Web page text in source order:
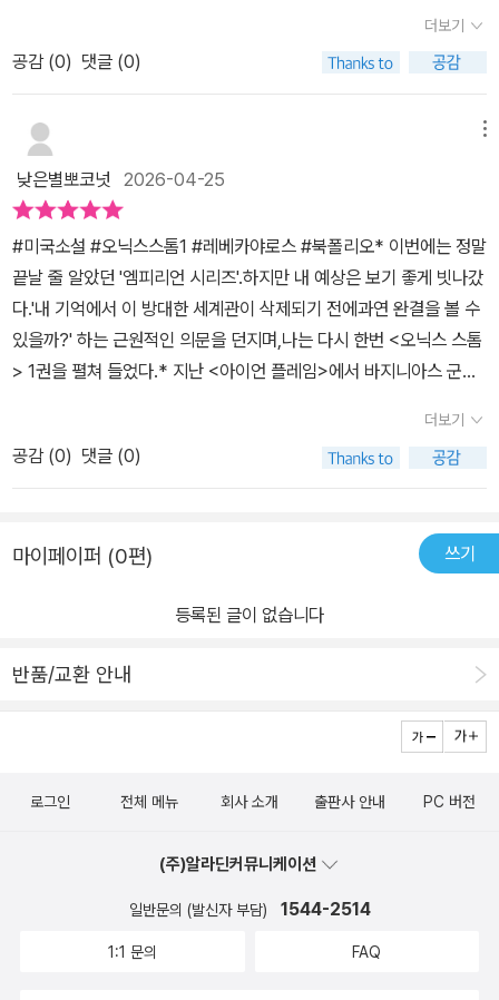
고 있는 궁금증과 동맹을 맺기 위해 실행되는 전투신은 작품 전체에
서 비중을 차지하는 만큼 2편에서 그들이 원하는 바대로 동맹세력들
는 장면도 보이고 여기에 마법이 미치지 않는 장소에서 서로가 느끼
는 마법에 대한 중요성들이 보인 장면들은 필히 사용해야 될 장소에
서 사용할 수없다는 안타까움과 함께 힘을 합쳐 어려움을 극복하는
과정들이 한 편의 검투사들을 떠올리게도 한다.작고 왜소한 체격이지
만 그 누구보다도 강인함을 갖춘 여전사 바이올렛, 그녀는 과연 사랑
과 평화를 모두 쟁취할 수 있을 것인지 2편에 대한 내용이 궁금해진
다.
다. 세계관이 대륙 넘어로 확장되었기에 액션이 풍부해졌다는 생각이
들었다. 액션씬이 많다고 하여도 바이올렛의 내면의 감정선을 충실히
보여주려는 작가의 의도가 있어서 읽는 사람이 감정 이입이 어느 정
도 잘 되는 것도 있었다. 소설이지만 세계관이 넓어지고 정치적 이해
관계에 따른 외교전략에 대해서 고민을 하게되는 부분도 있었고, 사
회생활과 다층적인 관계에 대해서도 고민해볼 수 있어서 단순한 로맨
스판타지 소설이 아닌 복합적인 감정을 고민해 볼 수 있다는 것이 로
맨스판타지 시리즈 엠피리언의 강점이라고 생각한다. 로맨스판타지
시리즈 엠피리언의 결말을 볼 수 있는 오닉스스톰 2권도 기대되는
중.
더보기
공감 (0) 댓글 (0)
낮은별뽀코넛 2026-04-25
#미국소설 #오닉스스톰1 #레베카야로스 #북폴리오* 이번에는 정말
끝날 줄 알았던 '엠피리언 시리즈'.하지만 내 예상은 보기 좋게 빗나갔
다.'내 기억에서 이 방대한 세계관이 삭제되기 전에과연 완결을 볼 수
있을까?' 하는 근원적인 의문을 던지며,나는 다시 한번 <오닉스 스톰
> 1권을 펼쳐 들었다.* 지난 <아이언 플레임>에서 바지니아스 군사
이올렛은 어머니를 잃었고,제이든은 베닌에 의해 영혼을 잃을지도모
르는 위태로운 경계에 서게 됐다.* 특히 보호막이 없는 곳에서 제이
든은 특히 위험했고, 그의 드래곤 '스게일'이뿜어내는 분노는 통제하
를 다치게 하지 않으려는 제이든의 절한 자기 통제는역설적으로 그의
치지 않는다'는바이올렛의 굳건한 믿음만이 이 위태로운 관계를 지탱
하나는 변해버린 제이든을 되돌릴 치료법을 찾는 것,다른 하나는 전
다.앤다나의 가족만이 무너져가는 보호막을재건할 유일한 열쇠이기
바다 건너 탐험 비행을 시작한다.* 솔직히 이번 1권을 읽으며 가장 고
은 주요 인물은 기억나지만,소여, 리, 리독, 슬론 등 수많은 조연의 관
계도를복기하기 위해 전작과 메모를 뒤져야 했다.미완결 시리즈를 따
는 건 어쩔 수 없었다.* 초기 <포스 윙>에서 느꼈던 바이와제이든의
더보기
공감 (0) 댓글 (0)
마이페이퍼 (0편) 쓰기
등록된 글이 없습니다
반품/교환 안내
로그인 전체 메뉴 회사 소개 출판사 안내 PC 버전
(주)알라딘커뮤니케이션
일반문의 (발신자 부담) 1544-2514
1:1 문의 FAQ